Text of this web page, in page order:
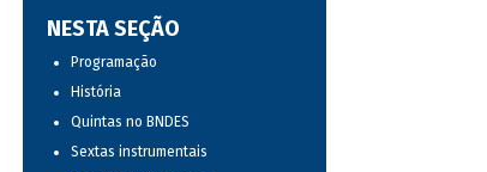
NESTA SEÇÃO
Programação
História
Quintas no BNDES
Sextas instrumentais